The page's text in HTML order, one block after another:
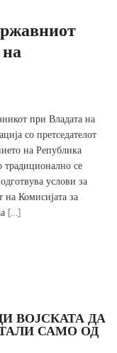
при Владата на
со претседателот
на Република
традиционално се
услови за
на Комисијата за
[…]
ВОЈСКАТА ДА
САМО ОД